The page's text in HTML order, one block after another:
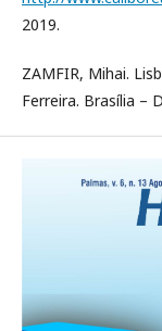
2019.
ZAMFIR, Mihai.
Ferreira. Brasília –